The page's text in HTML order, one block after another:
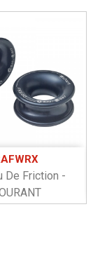
De Friction -